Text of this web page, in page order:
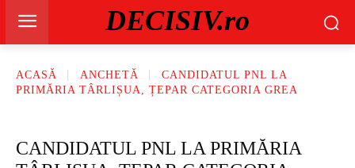
DECISIV.ro
ACASĂ ANCHETĂ
CANDIDATUL PNL LA
PRIMĂRIA TÂRLIȘUA, ȚEPAR CATEGORIA GREA
CANDIDATUL PNL LA PRIMĂRIA